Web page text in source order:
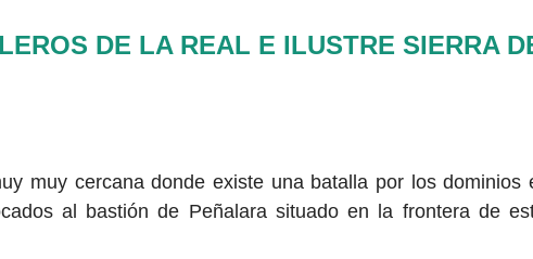
DE LA REAL E ILUSTRE SIERRA
muy cercana donde existe una batalla por los
al bastión de Peñalara situado en la frontera de